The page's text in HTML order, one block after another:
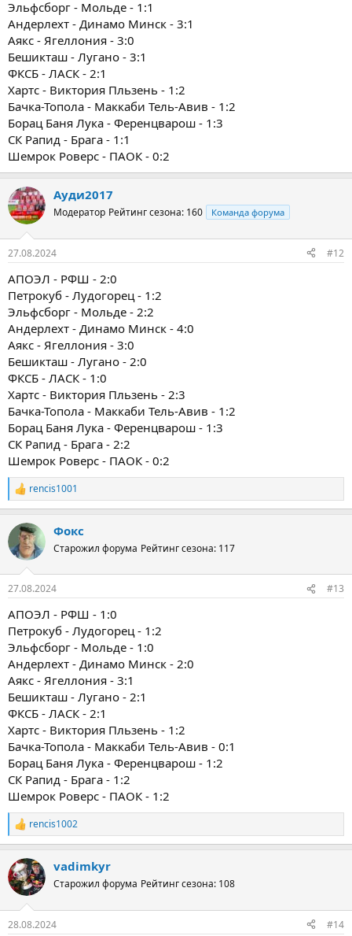
Эльфсборг - Мольде - 1:1
Андерлехт - Динамо Минск - 3:1
Аякс - Ягеллония - 3:0
Бешикташ - Лугано - 3:1
ФКСБ - ЛАСК - 2:1
Хартс - Виктория Пльзень - 1:2
Бачка-Топола - Маккаби Тель-Авив - 1:2
Борац Баня Лука - Ференцварош - 1:3
СК Рапид - Брага - 1:1
Шемрок Роверс - ПАОК - 0:2
Ауди2017
Модератор Рейтинг сезона: 160 Команда форума
27.08.2024 #12
АПОЭЛ - РФШ - 2:0
Петрокуб - Лудогорец - 1:2
Эльфсборг - Мольде - 2:2
Андерлехт - Динамо Минск - 4:0
Аякс - Ягеллония - 3:0
Бешикташ - Лугано - 2:0
ФКСБ - ЛАСК - 1:0
Хартс - Виктория Пльзень - 2:3
Бачка-Топола - Маккаби Тель-Авив - 1:2
Борац Баня Лука - Ференцварош - 1:3
СК Рапид - Брага - 2:2
Шемрок Роверс - ПАОК - 0:2
Р
е
к
ц
и
rencis1001
Фокс
Старожил форума Рейтинг сезона: 117
27.08.2024 #13
АПОЭЛ - РФШ - 1:0
Петрокуб - Лудогорец - 1:2
Эльфсборг - Мольде - 1:0
Андерлехт - Динамо Минск - 2:0
Аякс - Ягеллония - 3:1
Бешикташ - Лугано - 2:1
ФКСБ - ЛАСК - 2:1
Хартс - Виктория Пльзень - 1:2
Бачка-Топола - Маккаби Тель-Авив - 0:1
Борац Баня Лука - Ференцварош - 1:2
СК Рапид - Брага - 1:2
Шемрок Роверс - ПАОК - 1:2
Р
е
к
ц
и
rencis1002
vadimkyr
Старожил форума Рейтинг сезона: 108
28.08.2024 #14